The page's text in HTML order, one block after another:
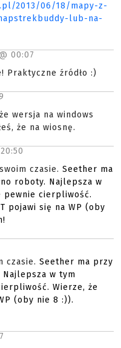
2013/06/18/mapy-z-
lub-na-
00:07
Praktyczne źródło :)
wersja na windows
że na wiosnę.
20:50
czasie. Seether ma
roboty. Najlepsza w
pewnie cierpliwość.
pojawi się na WP (oby
czasie. Seether ma przy
Najlepsza w tym
Wierze, że
(oby nie 8 :)).